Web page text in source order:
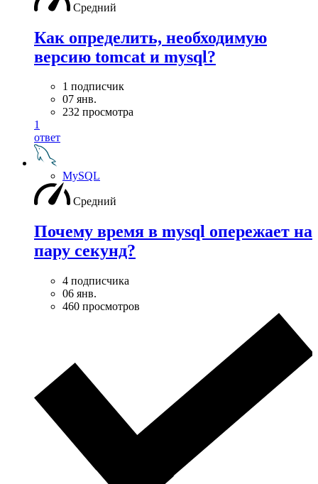
Средний
Как определить, необходимую
версию tomcat и mysql?
1 подписчик
07 янв.
232 просмотра
1
ответ
MySQL
Средний
Почему время в mysql опережает на
пару секунд?
4 подписчика
06 янв.
460 просмотров